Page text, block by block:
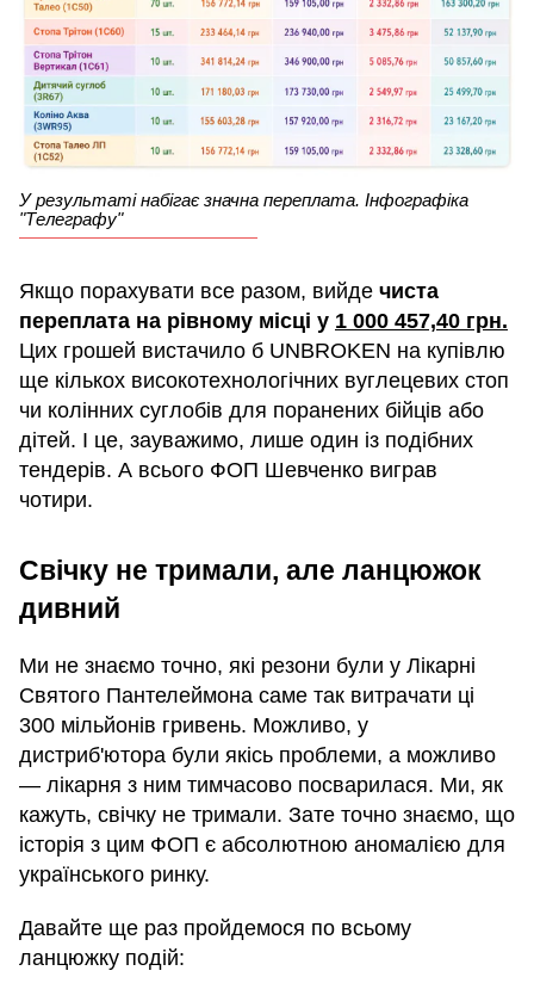
У результаті набігає значна переплата. Інфографіка
"Телеграфу"
Якщо порахувати все разом, вийде чиста
переплата на рівному місці у 1 000 457,40 грн.
Цих грошей вистачило б UNBROKEN на купівлю
ще кількох високотехнологічних вуглецевих стоп
чи колінних суглобів для поранених бійців або
дітей. І це, зауважимо, лише один із подібних
тендерів. А всього ФОП Шевченко виграв
чотири.
Свічку не тримали, але ланцюжок
дивний
Ми не знаємо точно, які резони були у Лікарні
Святого Пантелеймона саме так витрачати ці
300 мільйонів гривень. Можливо, у
дистриб'ютора були якісь проблеми, а можливо
— лікарня з ним тимчасово посварилася. Ми, як
кажуть, свічку не тримали. Зате точно знаємо, що
історія з цим ФОП є абсолютною аномалією для
українського ринку.
Давайте ще раз пройдемося по всьому
ланцюжку подій: